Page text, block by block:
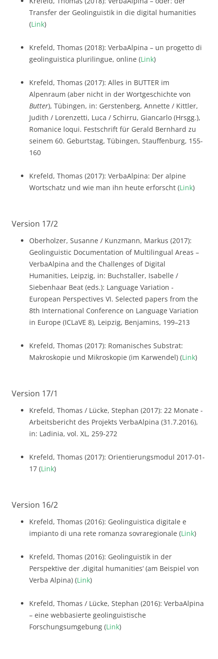
Transfer der Geolinguistik in die digital humanities
(Link)
Krefeld, Thomas (2018): VerbaAlpina – un progetto di
geolinguistica plurilingue, online (Link)
Krefeld, Thomas (2017): Alles in BUTTER im
Alpenraum (aber nicht in der Wortgeschichte von
Butter), Tübingen, in: Gerstenberg, Annette / Kittler,
Judith / Lorenzetti, Luca / Schirru, Giancarlo (Hrsgg.),
Romanice loqui. Festschrift für Gerald Bernhard zu
seinem 60. Geburtstag, Tübingen, Stauffenburg, 155-
160
Krefeld, Thomas (2017): VerbaAlpina: Der alpine
Wortschatz und wie man ihn heute erforscht (Link)
Version 17/2
Oberholzer, Susanne / Kunzmann, Markus (2017):
Geolinguistic Documentation of Multilingual Areas –
VerbaAlpina and the Challenges of Digital
Humanities, Leipzig, in: Buchstaller, Isabelle /
Siebenhaar Beat (eds.): Language Variation -
European Perspectives VI. Selected papers from the
8th International Conference on Language Variation
in Europe (ICLaVE 8), Leipzig, Benjamins, 199–213
Krefeld, Thomas (2017): Romanisches Substrat:
Makroskopie und Mikroskopie (im Karwendel) (Link)
Version 17/1
Krefeld, Thomas / Lücke, Stephan (2017): 22 Monate -
Arbeitsbericht des Projekts VerbaAlpina (31.7.2016),
in: Ladinia, vol. XL, 259-272
Krefeld, Thomas (2017): Orientierungsmodul 2017-01-
17 (Link)
Version 16/2
Krefeld, Thomas (2016): Geolinguistica digitale e
impianto di una rete romanza sovraregionale (Link)
Krefeld, Thomas (2016): Geolinguistik in der
Perspektive der ‚digital humanities‘ (am Beispiel von
Verba Alpina) (Link)
Krefeld, Thomas / Lücke, Stephan (2016): VerbaAlpina
– eine webbasierte geolinguistische
Forschungsumgebung (Link)